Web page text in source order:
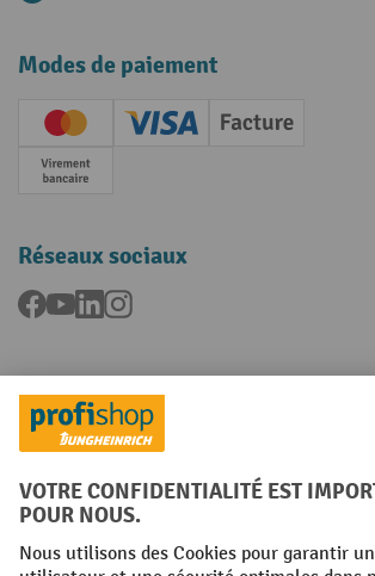
Modes de paiement
Creditcard (Master)Creditcard (Visa)
Facture
Paiement anticipé
Réseaux sociaux
Facebook
YouTubeLinkedInInstagram
Langues
FR NL
Conditions générales Mentions légales